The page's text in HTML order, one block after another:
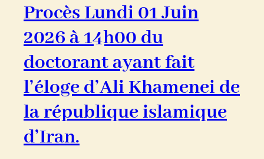
Procès Lundi 01 Juin
2026 à 14h00 du
doctorant ayant fait
l’éloge d’Ali Khamenei de
la république islamique
d’Iran.